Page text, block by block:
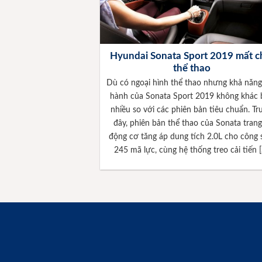
Hyundai Sonata Sport 2019 mất
thể thao
Dù có ngoại hình thể thao nhưng khả
hành của Sonata Sport 2019 không khác
nhiều so với các phiên bản tiêu chuẩn.
đây, phiên bản thể thao của Sonata
động cơ tăng áp dung tích 2.0L cho công
245 mã lực, cùng hệ thống treo cải tiến